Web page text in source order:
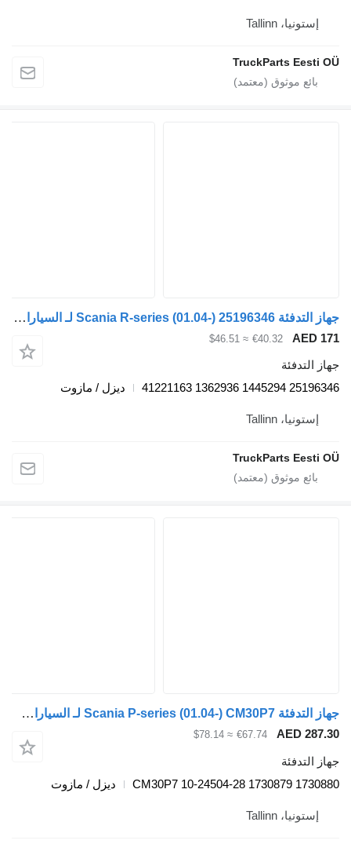
TruckParts
جهاز التدفئة Scania R-series (01.04-) 25196346 لـ السيارات القاطرة Scania P,G,R,T-series (2004-2017)
€40.32
≈ $46.51
ديزل / مازوت
TruckParts
جهاز التدفئة Scania P-series (01.04-) CM30P7 لـ السيارات القاطرة Scania P,G,R,T-series (2004-2017)
€67.74
≈ $78.14
CM30P7 10-24504-28 1730879
ديزل / مازوت